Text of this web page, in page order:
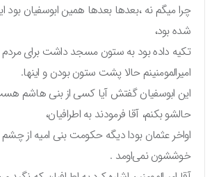
چرا میگم نه ،بعدها بعدها همین ابوسفیان بود این
شده بود،
تکیه داده بود به ستون مسجد داشت برای
امیرالمومنینم حالا پشت ستون بودن و اینها.
این ابوسفیان گفتش آیا کسی از بنی هاشم
حالشو بکنم، آقا فرمودند به اطرافیان،
اواخر عثمان بودا دیگه حکومت بنی امیه از چشم
خوششون نمی‌اومد .